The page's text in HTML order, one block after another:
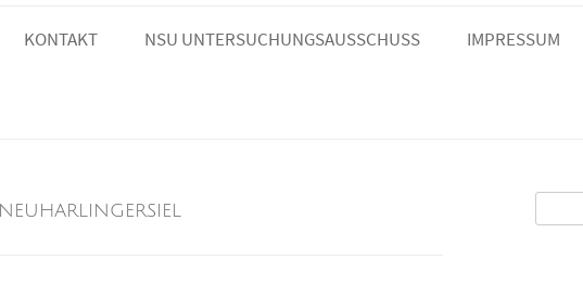
Inhalt
springen
KONTAKT NSU UNTERSUCHUNGSAUSSCHUSS IMPRESSUM
NEUHARLINGERSIEL
nach: